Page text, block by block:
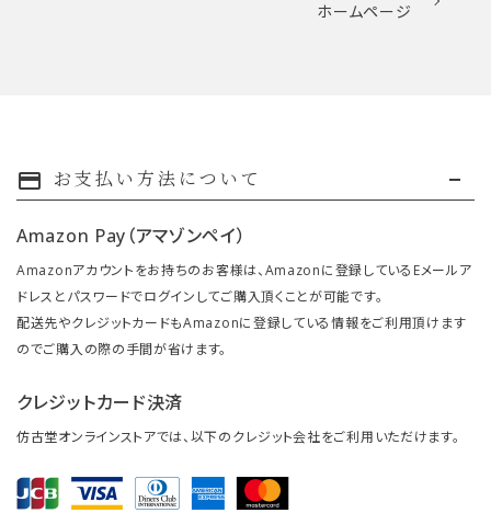
ホームページ
payment お支払い方法について
Amazon Pay（アマゾンペイ）
Amazonアカウントをお持ちのお客様は、Amazonに登録しているEメールア
ドレスとパスワードでログインしてご購入頂くことが可能です。
配送先やクレジットカードもAmazonに登録している情報をご利用頂けます
のでご購入の際の手間が省けます。
クレジットカード決済
仿古堂オンラインストアでは、以下のクレジット会社をご利用いただけます。